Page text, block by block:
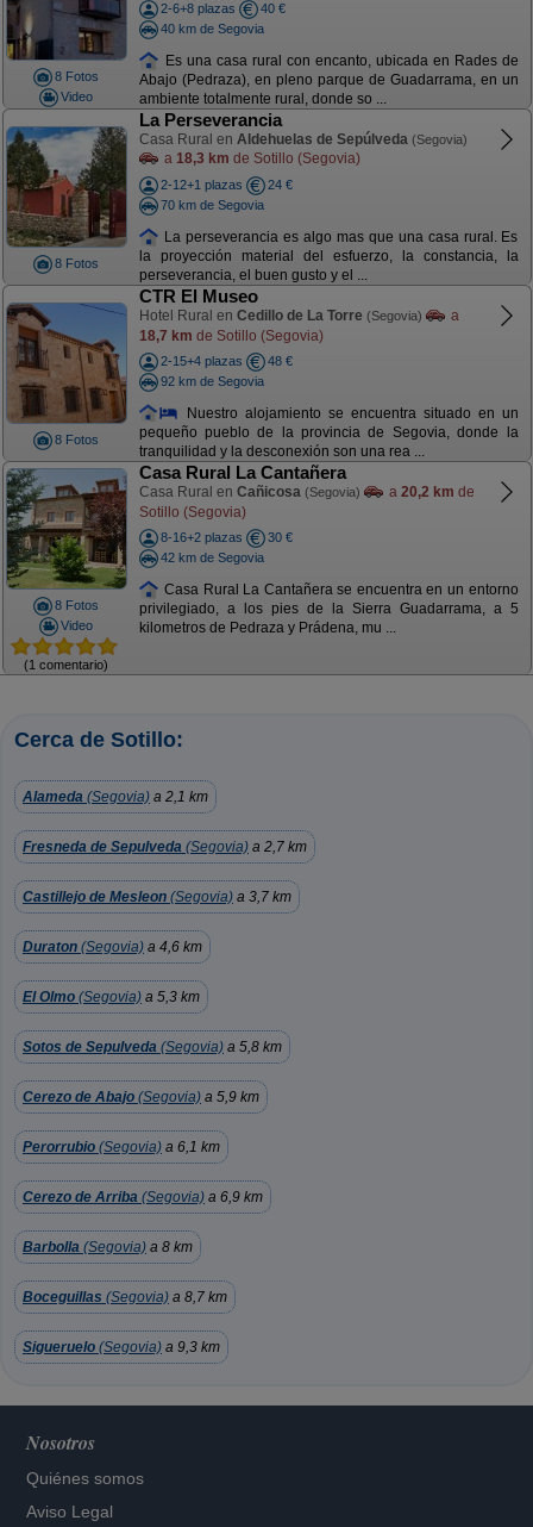
8 Fotos
Video
2-6+8 plazas
40 €
40 km de Segovia
Es una casa rural con encanto, ubicada en Rades de
Abajo (Pedraza), en pleno parque de Guadarrama, en un
ambiente totalmente rural, donde so ...
8 Fotos
La Perseverancia
Casa Rural en Aldehuelas de Sepúlveda (Segovia)
a 18,3 km de Sotillo (Segovia)
2-12+1 plazas
24 €
70 km de Segovia
La perseverancia es algo mas que una casa rural. Es
la proyección material del esfuerzo, la constancia, la
perseverancia, el buen gusto y el ...
8 Fotos
CTR El Museo
Hotel Rural en Cedillo de La Torre (Segovia)
a
18,7 km de Sotillo (Segovia)
2-15+4 plazas
48 €
92 km de Segovia
Nuestro alojamiento se encuentra situado en un
pequeño pueblo de la provincia de Segovia, donde la
tranquilidad y la desconexión son una rea ...
8 Fotos
Video
(1 comentario)
Casa Rural La Cantañera
Casa Rural en Cañicosa (Segovia) a 20,2 km de
Sotillo (Segovia)
8-16+2 plazas
30 €
42 km de Segovia
Casa Rural La Cantañera se encuentra en un entorno
privilegiado, a los pies de la Sierra Guadarrama, a 5
kilometros de Pedraza y Prádena, mu ...
Cerca de Sotillo:
Alameda (Segovia) a 2,1 km
Fresneda de Sepulveda (Segovia) a 2,7 km
Castillejo de Mesleon (Segovia) a 3,7 km
Duraton (Segovia) a 4,6 km
El Olmo (Segovia) a 5,3 km
Sotos de Sepulveda (Segovia) a 5,8 km
Cerezo de Abajo (Segovia) a 5,9 km
Perorrubio (Segovia) a 6,1 km
Cerezo de Arriba (Segovia) a 6,9 km
Barbolla (Segovia) a 8 km
Boceguillas (Segovia) a 8,7 km
Sigueruelo (Segovia) a 9,3 km
Nosotros
Quiénes somos
Aviso Legal